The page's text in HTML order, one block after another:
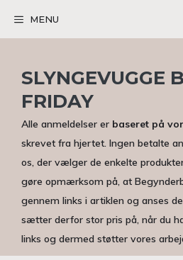
MENU
SLYNGEVUGGE
FRIDAY
Alle anmeldelser er baseret på
skrevet fra hjertet. Ingen betalte
os, der vælger de enkelte
gøre opmærksom på, at
gennem links i artiklen og anses
sætter derfor stor pris på, når du
links og dermed støtter vores